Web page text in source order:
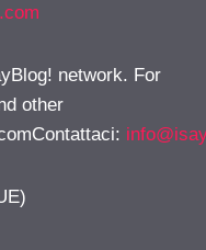
network. For
other
: